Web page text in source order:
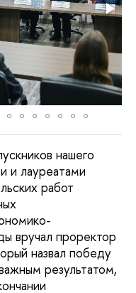
нашего
и лауреатами
работ
вручал проректор
назвал победу
результатом,